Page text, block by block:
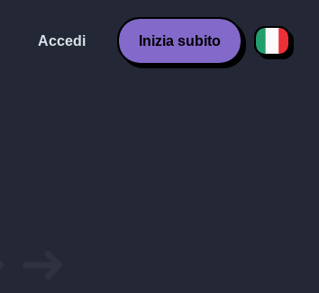
Accedi Inizia subito